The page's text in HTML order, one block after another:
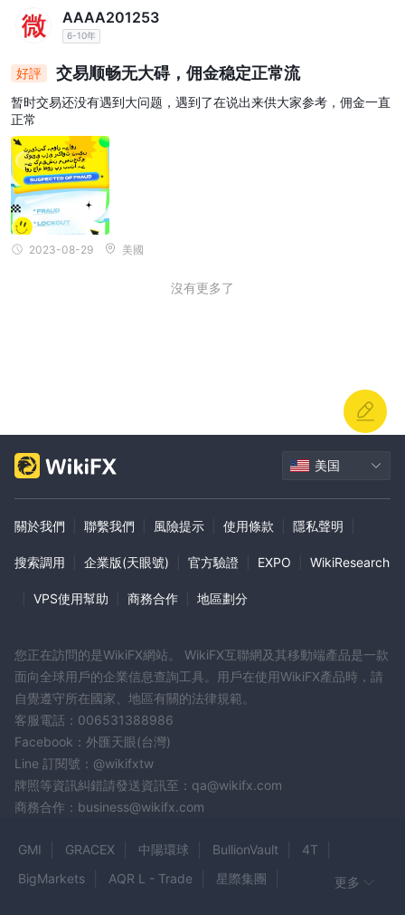
AAAA201253
6-10年
好評 交易顺畅无大碍，佣金稳定正常流
暂时交易还没有遇到大问题，遇到了在说出来供大家参考，佣金一直
正常
2023-08-29 美國
沒有更多了
美国
關於我們 聯繫我們 風險提示 使用條款 隱私聲明
搜索調用 企業版(天眼號) 官方驗證 EXPO WikiResearch
VPS使用幫助 商務合作 地區劃分
您正在訪問的是WikiFX網站。 WikiFX互聯網及其移動端產品是一款
面向全球用戶的企業信息查詢工具。用戶在使用WikiFX產品時，請
自覺遵守所在國家、地區有關的法律規範。
客服電話：006531388986
Facebook：外匯天眼(台灣)
Line 訂閱號：@wikifxtw
牌照等資訊糾錯請發送資訊至：qa@wikifx.com
商務合作：business@wikifx.com
GMI GRACEX 中陽環球 BullionVault
4T
BigMarkets
AQR L - Trade
星際集團
更多